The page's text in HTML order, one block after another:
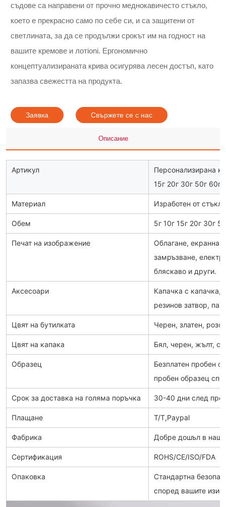
съдове са направени от прочно меднокавичесто стъкло,
което е прекрасно само по себе си, и са защитени от
светлината, за да се продължи срокът им на годност на
вашите кремове и лотioni. Ергономично
концептуализираната крива осигурява лесен достъп, като
запазва свежестта на продукта.
Заявка Свържете се с нас
Описание
Артикул
Персонализирана
15г 20г 30г 50г 60г
Материал Изработен от стъкло
Обем 5г 10г 15г 20г 30г
Печат на изображение
Облагане, екранна
замръзване,
бляскаво и други.
Аксесоари
Капачка с капачка,
резинов затвор,
Цвят на бутилката Черен, златен,
Цвят на капака Бял, черен, жълт,
Образец
Безплатен пробен
пробен образец
Срок за доставка на голяма поръчка 30-40 дни след
Плащане T/T,Paypal
Фабрика Добре дошъл в
Сертификация ROHS/CE/ISO/FDA
Опаковка
Стандартна
според вашите